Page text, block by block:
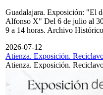
Guadalajara. Exposición: "El
Alfonso X" Del 6 de julio al
9 a 14 horas. Archivo
2026-07-12
Atienza. Exposición.
Atienza. Exposición.